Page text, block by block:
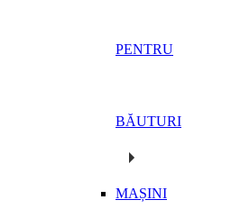
PENTRU
BĂUTURI
MAȘINI